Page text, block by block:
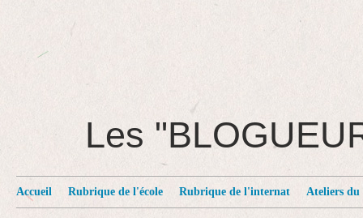
Les
Accueil Rubrique de l'école Rubrique de l'internat Ateliers du